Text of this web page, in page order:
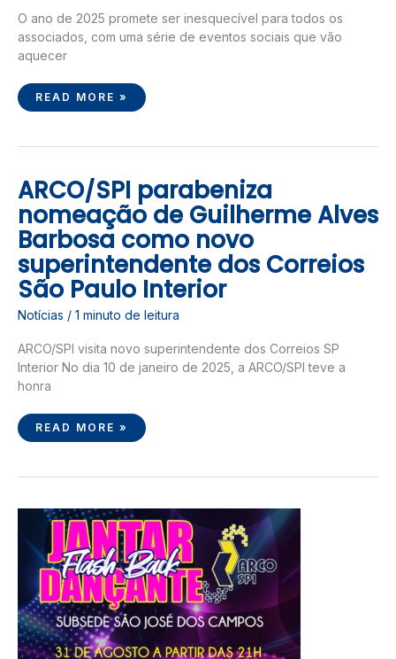
O ano de 2025 promete ser inesquecível para todos os
associados, com uma série de eventos sociais que vão
aquecer
COM
A
ARCO/SPI
READ MORE »
ARCO/SPI parabeniza
nomeação de Guilherme Alves
Barbosa como novo
superintendente dos Correios
São Paulo Interior
Notícias / 1 minuto de leitura
ARCO/SPI visita novo superintendente dos Correios SP
Interior No dia 10 de janeiro de 2025, a ARCO/SPI teve a
honra
ARCO/SPI
PARABENIZA
NOMEAÇÃO
DE
GUILHERME
ALVES
BARBOSA
COMO
NOVO
SUPERINTENDENTE
DOS
CORREIOS
SÃO
PAULO
READ MORE »
JANTAR
DANÇANTE
2024
–
SÃO
JOSÉ
DOS
CAMPOS
E
REGIÃO